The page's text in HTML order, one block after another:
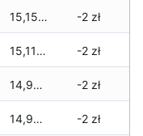
15,155 zł -2 zł
15,115 zł -2 zł
14,995 zł -2 zł
14,995 zł -2 zł